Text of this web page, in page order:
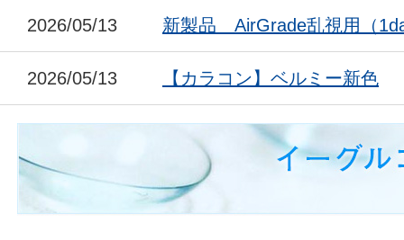
2026/05/13 新製品 AirGrade乱視用（
2026/05/13 【カラコン】ベルミー新色